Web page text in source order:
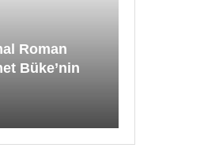
Roman
Büke’nin